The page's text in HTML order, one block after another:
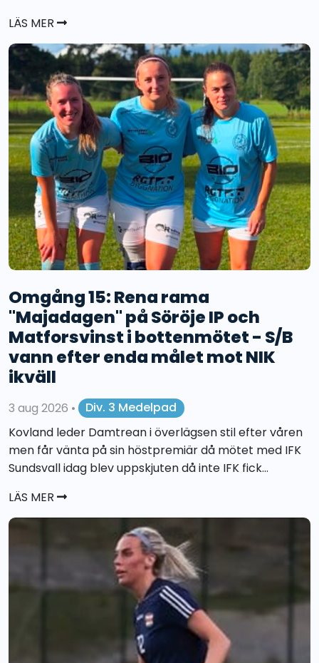
LÄS MER
Omgång 15: Rena rama
"Majadagen" på Söröje IP och
Matforsvinst i bottenmötet - S/B
vann efter enda målet mot NIK
ikväll
3 aug 2026 •
Div. 3 Medelpad
Kovland leder Damtrean i överlägsen stil efter våren
men får vänta på sin höstpremiär då mötet med IFK
Sundsvall idag blev uppskjuten då inte IFK fick...
LÄS MER